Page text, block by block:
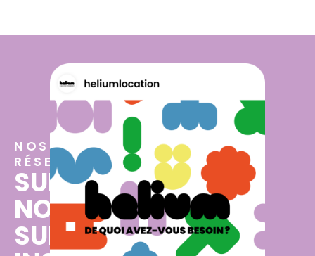
NOS
RÉSEAUX
SUIVEZ-
NOUS
SUR